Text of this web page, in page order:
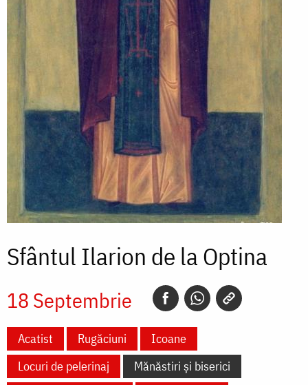
Sfântul Ilarion de la Optina
18 Septembrie
Acatist Rugăciuni
Icoane
Locuri de pelerinaj
Mănăstiri și biserici